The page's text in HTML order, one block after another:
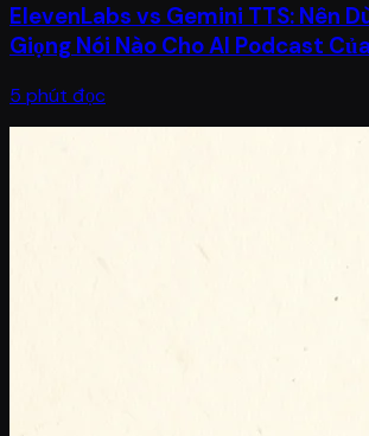
ElevenLabs vs Gemini TTS: Nên
Giọng Nói Nào Cho AI Podcast
5 phút đọc